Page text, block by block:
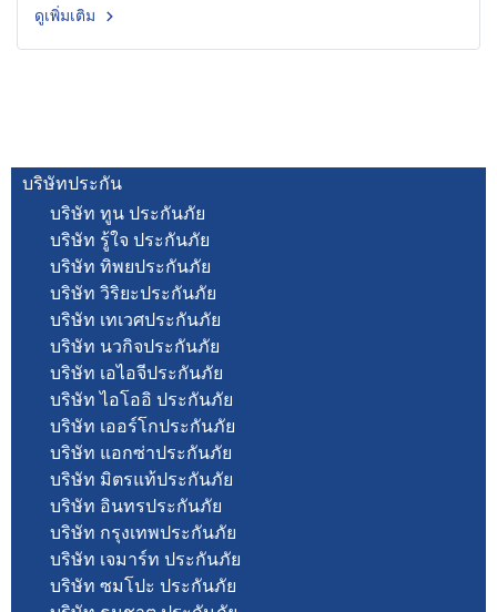
ดูเพิ่มเติม
บริษัทประกัน
บริษัท ทูน ประกันภัย
บริษัท รู้ใจ ประกันภัย
บริษัท ทิพยประกันภัย
บริษัท วิริยะประกันภัย
บริษัท เทเวศประกันภัย
บริษัท นวกิจประกันภัย
บริษัท เอไอจีประกันภัย
บริษัท ไอโออิ ประกันภัย
บริษัท เออร์โกประกันภัย
บริษัท แอกซ่าประกันภัย
บริษัท มิตรแท้ประกันภัย
บริษัท อินทรประกันภัย
บริษัท กรุงเทพประกันภัย
บริษัท เจมาร์ท ประกันภัย
บริษัท ซมโปะ ประกันภัย